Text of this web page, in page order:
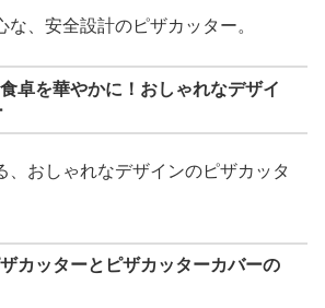
、安全設計のピザカッター。
卓を華やかに！おしゃれなデザイ
、おしゃれなデザインのピザカッタ
カッターとピザカッターカバーの